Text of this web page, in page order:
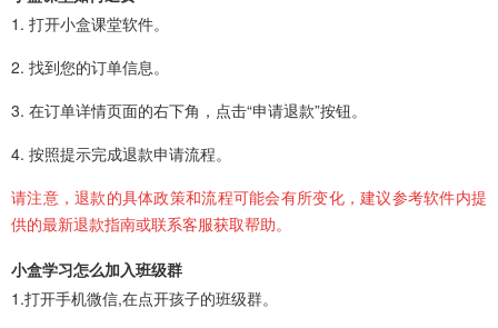
1. 打开小盒课堂软件。
2. 找到您的订单信息。
3. 在订单详情页面的右下角，点击“申请退款”按钮。
4. 按照提示完成退款申请流程。
请注意，退款的具体政策和流程可能会有所变化，建议参考软件内提
供的最新退款指南或联系客服获取帮助。
小盒学习怎么加入班级群
1.打开手机微信,在点开孩子的班级群。